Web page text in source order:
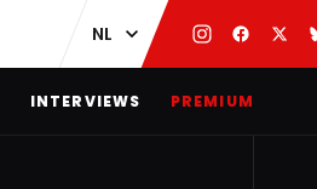
INTERVIEWS PREMIUM